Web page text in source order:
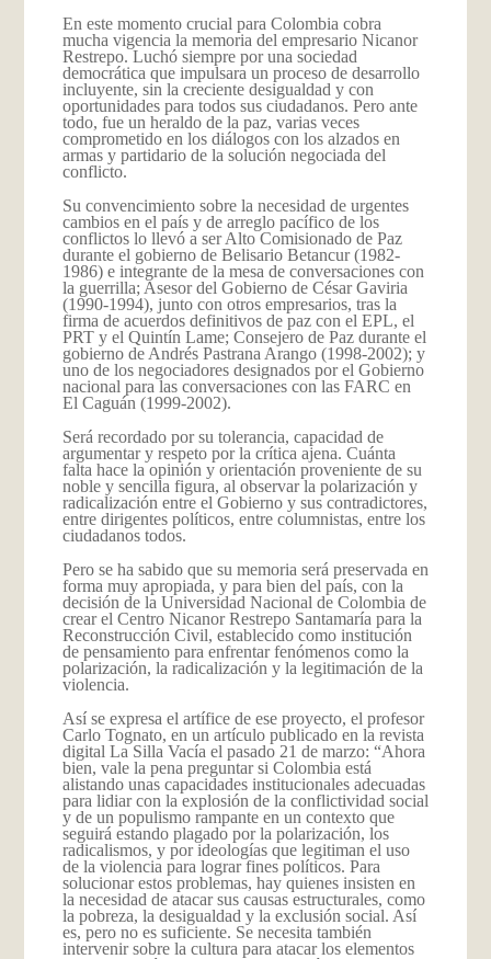
En este momento crucial para Colombia cobra
mucha vigencia la memoria del empresario Nicanor
Restrepo. Luchó siempre por una sociedad
democrática que impulsara un proceso de desarrollo
incluyente, sin la creciente desigualdad y con
oportunidades para todos sus ciudadanos. Pero ante
todo, fue un heraldo de la paz, varias veces
comprometido en los diálogos con los alzados en
armas y partidario de la solución negociada del
conflicto.
Su convencimiento sobre la necesidad de urgentes
cambios en el país y de arreglo pacífico de los
conflictos lo llevó a ser Alto Comisionado de Paz
durante el gobierno de Belisario Betancur (1982-
1986) e integrante de la mesa de conversaciones con
la guerrilla; Asesor del Gobierno de César Gaviria
(1990-1994), junto con otros empresarios, tras la
firma de acuerdos definitivos de paz con el EPL, el
PRT y el Quintín Lame; Consejero de Paz durante el
gobierno de Andrés Pastrana Arango (1998-2002); y
uno de los negociadores designados por el Gobierno
nacional para las conversaciones con las FARC en
El Caguán (1999-2002).
Será recordado por su tolerancia, capacidad de
argumentar y respeto por la crítica ajena. Cuánta
falta hace la opinión y orientación proveniente de su
noble y sencilla figura, al observar la polarización y
radicalización entre el Gobierno y sus contradictores,
entre dirigentes políticos, entre columnistas, entre los
ciudadanos todos.
Pero se ha sabido que su memoria será preservada en
forma muy apropiada, y para bien del país, con la
decisión de la Universidad Nacional de Colombia de
crear el Centro Nicanor Restrepo Santamaría para la
Reconstrucción Civil, establecido como institución
de pensamiento para enfrentar fenómenos como la
polarización, la radicalización y la legitimación de la
violencia.
Así se expresa el artífice de ese proyecto, el profesor
Carlo Tognato, en un artículo publicado en la revista
digital La Silla Vacía el pasado 21 de marzo: “Ahora
bien, vale la pena preguntar si Colombia está
alistando unas capacidades institucionales adecuadas
para lidiar con la explosión de la conflictividad social
y de un populismo rampante en un contexto que
seguirá estando plagado por la polarización, los
radicalismos, y por ideologías que legitiman el uso
de la violencia para lograr fines políticos. Para
solucionar estos problemas, hay quienes insisten en
la necesidad de atacar sus causas estructurales, como
la pobreza, la desigualdad y la exclusión social. Así
es, pero no es suficiente. Se necesita también
intervenir sobre la cultura para atacar los elementos